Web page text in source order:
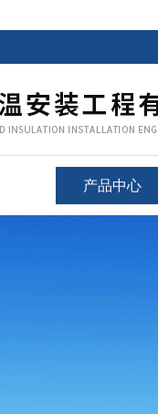
产品中心